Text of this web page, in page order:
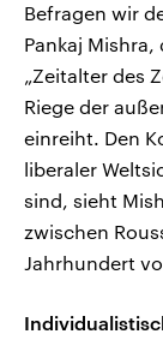
Befragen wir
Pankaj
„Zeitalter des
Riege der
einreiht. Den
liberaler
sind, sieht
zwischen
Jahrhundert